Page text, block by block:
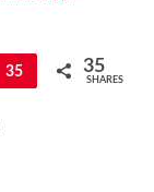
Pin
35 35
SHARES